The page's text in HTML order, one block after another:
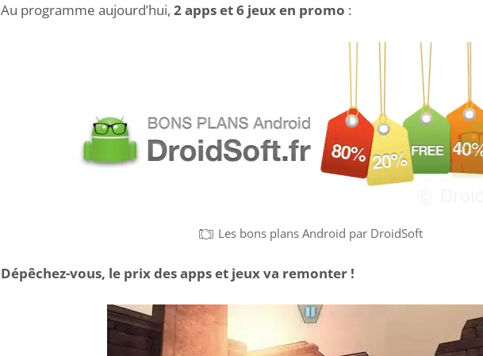
Au programme aujourd’hui, 2 apps et 6 jeuxen promo :
Les bons plans Android par DroidSoft
Dépêchez-vous, le prix des apps et jeux va remonter !